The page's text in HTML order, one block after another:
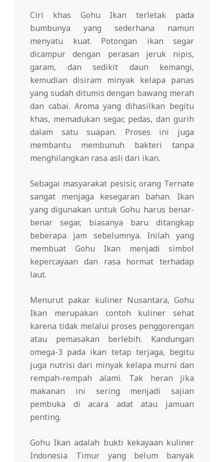
Ciri khas Gohu Ikan terletak pada
bumbunya yang sederhana namun
menyatu kuat. Potongan ikan segar
dicampur dengan perasan jeruk nipis,
garam, dan sedikit daun kemangi,
kemudian disiram minyak kelapa panas
yang sudah ditumis dengan bawang merah
dan cabai. Aroma yang dihasilkan begitu
khas, memadukan segar, pedas, dan gurih
dalam satu suapan. Proses ini juga
membantu membunuh bakteri tanpa
menghilangkan rasa asli dari ikan.
Sebagai masyarakat pesisir, orang Ternate
sangat menjaga kesegaran bahan. Ikan
yang digunakan untuk Gohu harus benar-
benar segar, biasanya baru ditangkap
beberapa jam sebelumnya. Inilah yang
membuat Gohu Ikan menjadi simbol
kepercayaan dan rasa hormat terhadap
laut.
Menurut pakar kuliner Nusantara, Gohu
Ikan merupakan contoh kuliner sehat
karena tidak melalui proses penggorengan
atau pemasakan berlebih. Kandungan
omega-3 pada ikan tetap terjaga, begitu
juga nutrisi dari minyak kelapa murni dan
rempah-rempah alami. Tak heran jika
makanan ini sering menjadi sajian
pembuka di acara adat atau jamuan
penting.
Gohu Ikan adalah bukti kekayaan kuliner
Indonesia Timur yang belum banyak